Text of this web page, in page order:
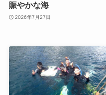
賑やかな海
2026年7月27日